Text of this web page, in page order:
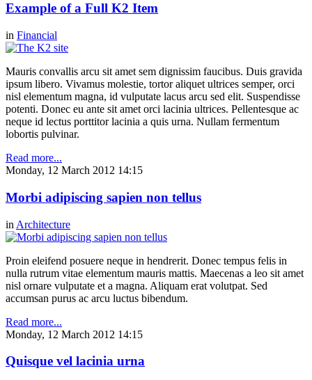
Example of a Full K2 Item
in Financial
Mauris convallis arcu sit amet sem dignissim faucibus. Duis gravida
ipsum libero. Vivamus molestie, tortor aliquet ultrices semper, orci
nisl elementum magna, id vulputate lacus arcu sed elit. Suspendisse
potenti. Donec eu ante sit amet orci lacinia ultrices. Pellentesque ac
neque id lectus porttitor lacinia a quis urna. Nullam fermentum
lobortis pulvinar.
Read more...
Monday, 12 March 2012 14:15
Morbi adipiscing sapien non tellus
in Architecture
Proin eleifend posuere neque in hendrerit. Donec tempus felis in
nulla rutrum vitae elementum mauris mattis. Maecenas a leo sit amet
nisl ornare vulputate et a magna. Aliquam erat volutpat. Sed
accumsan purus ac arcu luctus bibendum.
Read more...
Monday, 12 March 2012 14:15
Quisque vel lacinia urna